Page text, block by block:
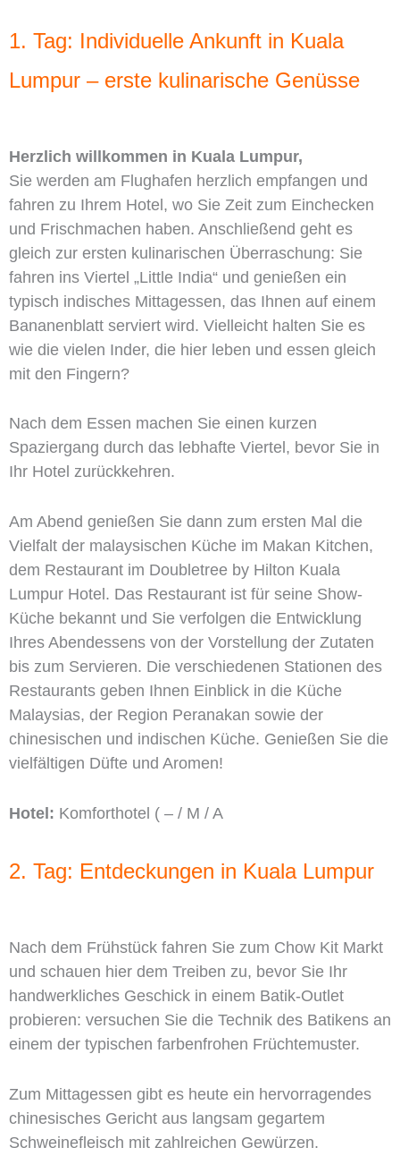
1. Tag: Individuelle Ankunft in Kuala
Lumpur – erste kulinarische Genüsse
Herzlich willkommen in Kuala Lumpur,
Sie werden am Flughafen herzlich empfangen und
fahren zu Ihrem Hotel, wo Sie Zeit zum Einchecken
und Frischmachen haben. Anschließend geht es
gleich zur ersten kulinarischen Überraschung: Sie
fahren ins Viertel „Little India“ und genießen ein
typisch indisches Mittagessen, das Ihnen auf einem
Bananenblatt serviert wird. Vielleicht halten Sie es
wie die vielen Inder, die hier leben und essen gleich
mit den Fingern?
Nach dem Essen machen Sie einen kurzen
Spaziergang durch das lebhafte Viertel, bevor Sie in
Ihr Hotel zurückkehren.
Am Abend genießen Sie dann zum ersten Mal die
Vielfalt der malaysischen Küche im Makan Kitchen,
dem Restaurant im Doubletree by Hilton Kuala
Lumpur Hotel. Das Restaurant ist für seine Show-
Küche bekannt und Sie verfolgen die Entwicklung
Ihres Abendessens von der Vorstellung der Zutaten
bis zum Servieren. Die verschiedenen Stationen des
Restaurants geben Ihnen Einblick in die Küche
Malaysias, der Region Peranakan sowie der
chinesischen und indischen Küche. Genießen Sie die
vielfältigen Düfte und Aromen!
Hotel: Komforthotel ( – / M / A
2. Tag: Entdeckungen in Kuala Lumpur
Nach dem Frühstück fahren Sie zum Chow Kit Markt
und schauen hier dem Treiben zu, bevor Sie Ihr
handwerkliches Geschick in einem Batik-Outlet
probieren: versuchen Sie die Technik des Batikens an
einem der typischen farbenfrohen Früchtemuster.
Zum Mittagessen gibt es heute ein hervorragendes
chinesisches Gericht aus langsam gegartem
Schweinefleisch mit zahlreichen Gewürzen.